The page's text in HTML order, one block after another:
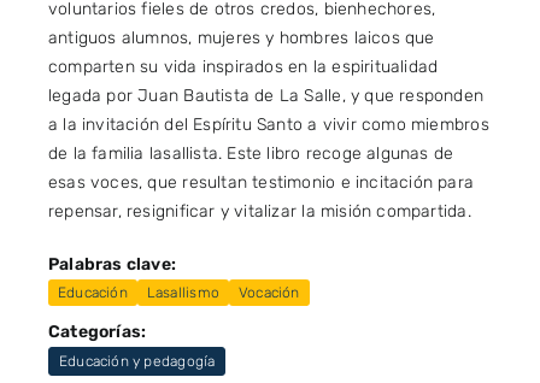
voluntarios fieles de otros credos, bienhechores,
antiguos alumnos, mujeres y hombres laicos que
comparten su vida inspirados en la espiritualidad
legada por Juan Bautista de La Salle, y que responden
a la invitación del Espíritu Santo a vivir como miembros
de la familia lasallista. Este libro recoge algunas de
esas voces, que resultan testimonio e incitación para
repensar, resignificar y vitalizar la misión compartida.
Palabras clave:
Educación Lasallismo Vocación
Categorías:
Educación y pedagogía